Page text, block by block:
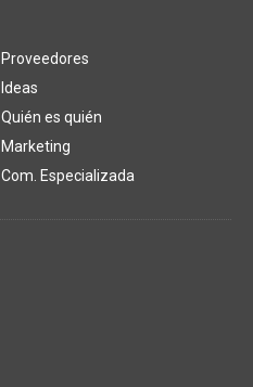
Proveedores
Ideas
Quién es quién
Marketing
Com. Especializada